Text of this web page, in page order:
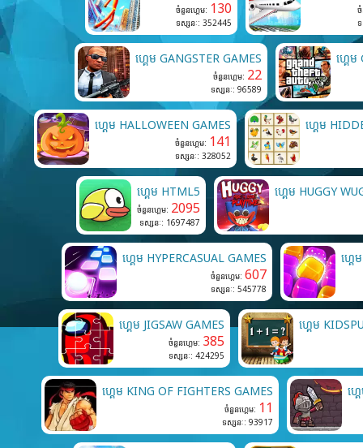
ចំនួនហ្គេម: 130
ទស្សនៈ: 352445
ហ្គេម GANGSTER GAMES
ចំនួនហ្គេម: 22
ទស្សនៈ: 96589
ហ្គេម
ហ្គេម HALLOWEEN GAMES
ចំនួនហ្គេម: 141
ទស្សនៈ: 328052
ហ្គេម
ហ្គេម HTML5
ចំនួនហ្គេម: 2095
ទស្សនៈ: 1697487
ហ្គេម HUGGY
ហ្គេម HYPERCASUAL GAMES
ចំនួនហ្គេម: 607
ទស្សនៈ: 545778
ហ្គេ
ហ្គេម JIGSAW GAMES
ចំនួនហ្គេម: 385
ទស្សនៈ: 424295
ហ្គេម
ហ្គេម KING OF FIGHTERS GAMES
ចំនួនហ្គេម: 11
ទស្សនៈ: 93917
ហ្គ